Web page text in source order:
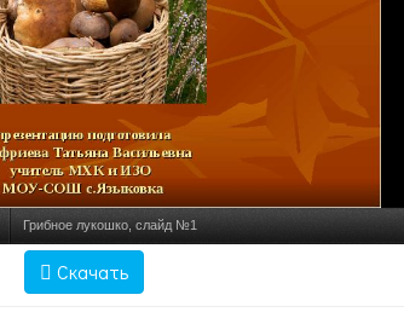
Грибное лукошко, слайд №1
Скачать